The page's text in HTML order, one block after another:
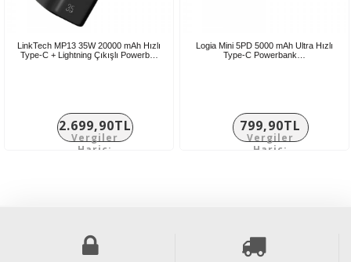
LinkTech MP13 35W 20000 mAh Hızlı
Type-C + Lightning Çıkışlı Powerb…
2.699,90TL
Vergiler
Hariç:
Logia Mini 5PD 5000 mAh Ultra Hızlı
Type-C Powerbank…
799,90TL
Vergiler
Hariç: